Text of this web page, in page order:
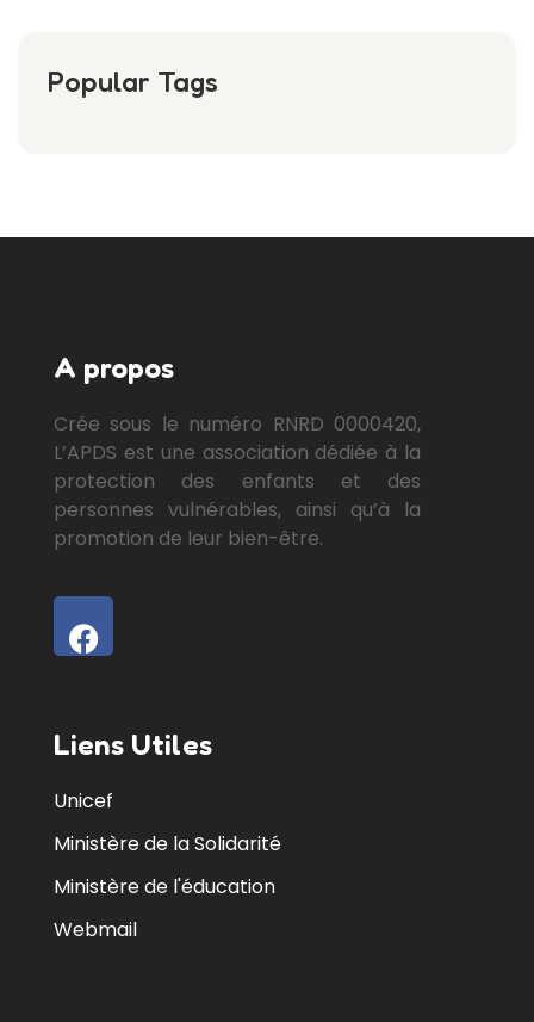
Popular Tags
A propos
Crée sous le numéro RNRD 0000420,
L’APDS est une association dédiée à la
protection des enfants et des
personnes vulnérables, ainsi qu’à la
promotion de leur bien-être.
Liens Utiles
Unicef
Ministère de la Solidarité
Ministère de l'éducation
Webmail